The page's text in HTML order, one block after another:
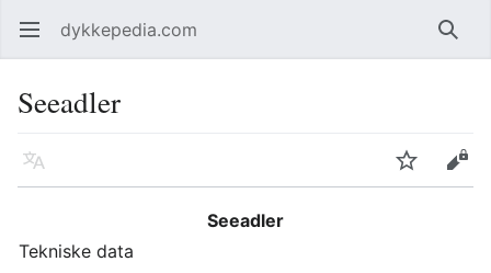
Åpne hovedmenyen dykkepedia.com Søk
Seeadler
Språk Overvåk Rediger
Seeadler
Tekniske data